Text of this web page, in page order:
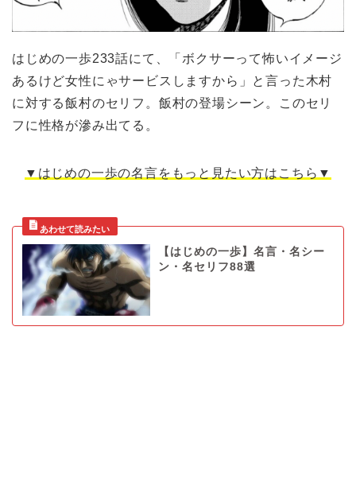
はじめの一歩233話にて、「ボクサーって怖いイメージ
あるけど女性にゃサービスしますから」と言った木村
に対する飯村のセリフ。飯村の登場シーン。このセリ
フに性格が滲み出てる。
▼はじめの一歩の名言をもっと見たい方はこちら▼
【はじめの一歩】名言・名シー
ン・名セリフ88選